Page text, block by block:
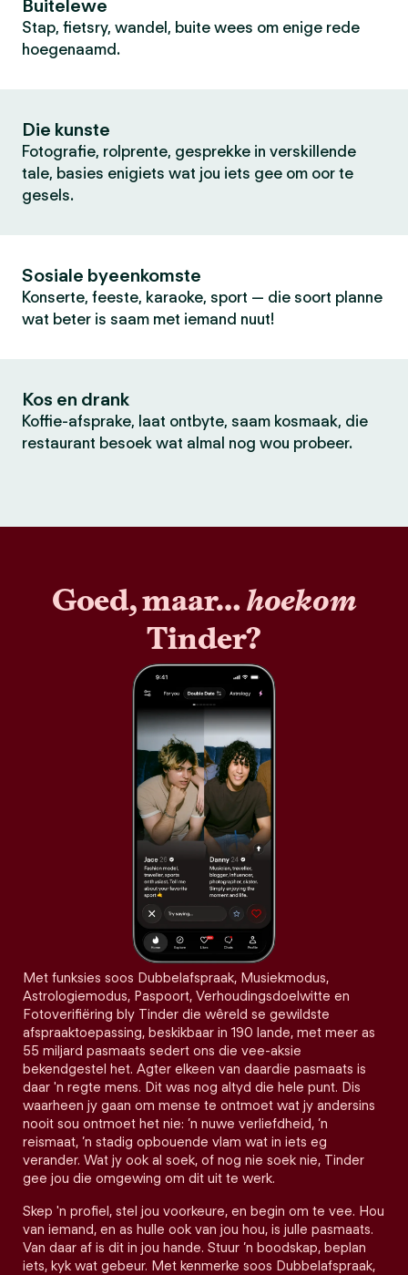
Buitelewe
Stap, fietsry, wandel, buite wees om enige rede
hoegenaamd.
Die kunste
Fotografie, rolprente, gesprekke in verskillende
tale, basies enigiets wat jou iets gee om oor te
gesels.
Sosiale byeenkomste
Konserte, feeste, karaoke, sport — die soort planne
wat beter is saam met iemand nuut!
Kos en drank
Koffie-afsprake, laat ontbyte, saam kosmaak, die
restaurant besoek wat almal nog wou probeer.
Goed, maar…hoekom
Tinder?
Met funksies soos Dubbelafspraak, Musiekmodus,
Astrologiemodus, Paspoort, Verhoudingsdoelwitte en
Fotoverifiëring bly Tinder die wêreld se gewildste
afspraaktoepassing, beskikbaar in 190 lande, met meer as
55 miljard pasmaats sedert ons die vee-aksie
bekendgestel het. Agter elkeen van daardie pasmaats is
daar 'n regte mens. Dit was nog altyd die hele punt. Dis
waarheen jy gaan om mense te ontmoet wat jy andersins
nooit sou ontmoet het nie: ’n nuwe verliefdheid, ’n
reismaat, ’n stadig opbouende vlam wat in iets eg
verander. Wat jy ook al soek, of nog nie soek nie, Tinder
gee jou die omgewing om dit uit te werk.
Skep 'n profiel, stel jou voorkeure, en begin om te vee. Hou
van iemand, en as hulle ook van jou hou, is julle pasmaats.
Van daar af is dit in jou hande. Stuur ’n boodskap, beplan
iets, kyk wat gebeur. Met kenmerke soos Dubbelafspraak,